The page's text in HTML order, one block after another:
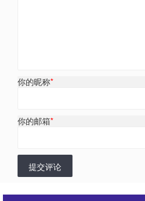
你的昵称*
你的邮箱*
提交评论